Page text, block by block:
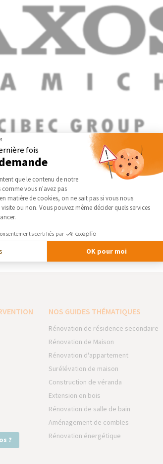
esthétique, Naxos conçoit des
de l’aménagement intérieur afin de
en matière de design.
les textures et les effets de matière, offrant
avancées, l’entreprise développe des
permet de créer des revêtements
comme aux espaces professionnels.
et murs
?
NOS GUIDES THÉMATIQUES
Rénovation de résidence secondaire
Rénovation de Maison
Rénovation d'appartement
Surélévation de maison
Construction de véranda
Extension en bois
Rénovation de salle de bain
Aménagement de combles
Rénovation énergétique
fois
Gestion du Consentement :
que le contenu de notre
comme vous n'avez pas
matière de cookies, on ne sait pas si vous nous
ou non. Vous pouvez même décider quels services
certifiés par
OK pour moi
Axeptio consent